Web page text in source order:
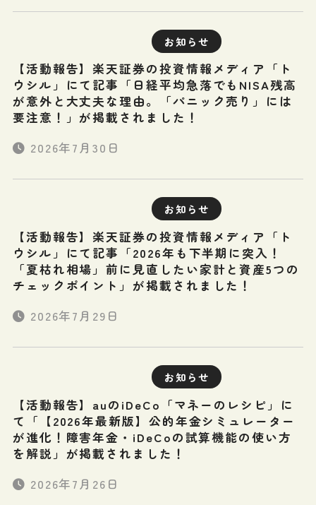
お知らせ
【活動報告】楽天証券の投資情報メディア「ト
ウシル」にて記事「日経平均急落でもNISA残高
が意外と大丈夫な理由。「パニック売り」には
要注意！」が掲載されました！
2026年7月30日
お知らせ
【活動報告】楽天証券の投資情報メディア「ト
ウシル」にて記事「2026年も下半期に突入！
「夏枯れ相場」前に見直したい家計と資産5つの
チェックポイント」が掲載されました！
2026年7月29日
お知らせ
【活動報告】auのiDeCo「マネーのレシピ」に
て「【2026年最新版】公的年金シミュレーター
が進化！障害年金・iDeCoの試算機能の使い方
を解説」が掲載されました！
2026年7月26日